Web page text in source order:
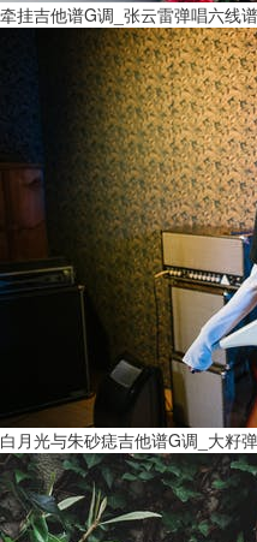
牵挂吉他谱G调_张云雷弹唱六线
白月光与朱砂痣吉他谱G调_大籽